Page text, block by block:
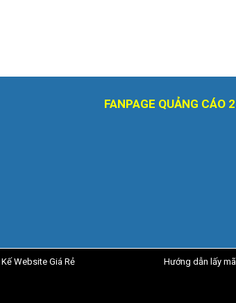
FANPAGE QUẢNG CÁO
Website Giá Rẻ
Hướng dẫn lấy